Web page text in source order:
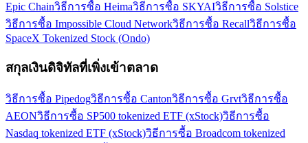
Epic Chainวิธีการซื้อ Heimaวิธีการซื้อ SKYAIวิธีการซื้อ Solstice
วิธีการซื้อ Impossible Cloud Networkวิธีการซื้อ Recallวิธีการซื้อ
SpaceX Tokenized Stock (Ondo)
สกุลเงินดิจิทัลที่เพิ่งเข้าตลาด
วิธีการซื้อ Pipedogวิธีการซื้อ Cantonวิธีการซื้อ Grvtวิธีการซื้อ
AEONวิธีการซื้อ SP500 tokenized ETF (xStock)วิธีการซื้อ
Nasdaq tokenized ETF (xStock)วิธีการซื้อ Broadcom tokenized